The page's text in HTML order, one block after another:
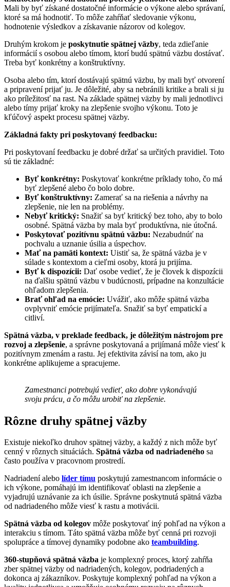
Mali by byť získané dostatočné informácie o výkone alebo správaní,
ktoré sa má hodnotiť. To môže zahŕňať sledovanie výkonu,
hodnotenie výsledkov a získavanie názorov od kolegov.
Druhým krokom je poskytnutie spätnej väzby, teda zdieľanie
informácií s osobou alebo tímom, ktorí budú spätnú väzbu dostávať.
Treba byť konkrétny a konštruktívny.
Osoba alebo tím, ktorí dostávajú spätnú väzbu, by mali byť otvorení
a pripravení prijať ju. Je dôležité, aby sa nebránili kritike a brali si ju
ako príležitosť na rast. Na základe spätnej väzby by mali jednotlivci
alebo tímy prijať kroky na zlepšenie svojho výkonu. Toto je
kľúčový aspekt procesu spätnej väzby.
Základná fakty pri poskytovaný feedbacku:
Pri poskytovaní feedbacku je dobré držať sa určitých pravidiel. Toto
sú tie základné:
Byť konkrétny: Poskytovať konkrétne príklady toho, čo má
byť zlepšené alebo čo bolo dobre.
Byť konštruktívny: Zamerať sa na riešenia a návrhy na
zlepšenie, nie len na problémy.
Nebyť kritický: Snažiť sa byť kritický bez toho, aby to bolo
osobné. Spätná väzba by mala byť produktívna, nie útočná.
Poskytovať pozitívnu spätnú väzbu: Nezabudnúť na
pochvalu a uznanie úsilia a úspechov.
Mať na pamäti kontext: Uistiť sa, že spätná väzba je v
súlade s kontextom a cieľmi osoby, ktorá ju prijíma.
Byť k dispozícii: Dať osobe vedieť, že je človek k dispozícii
na ďalšiu spätnú väzbu v budúcnosti, prípadne na konzultácie
ohľadom zlepšenia.
Brať ohľad na emócie: Uvážiť, ako môže spätná väzba
ovplyvniť emócie prijímateľa. Snažiť sa byť empatickí a
citliví.
Spätná väzba, v preklade feedback, je dôležitým nástrojom pre
rozvoj a zlepšenie, a správne poskytovaná a prijímaná môže viesť k
pozitívnym zmenám a rastu. Jej efektivita závisí na tom, ako ju
konkrétne aplikujeme a spracujeme.
Zamestnanci potrebujú vedieť, ako dobre vykonávajú
svoju prácu, a čo môžu urobiť na zlepšenie.
Rôzne druhy spätnej väzby
Existuje niekoľko druhov spätnej väzby, a každý z nich môže byť
cenný v rôznych situáciách. Spätná väzba od nadriadeného sa
často používa v pracovnom prostredí.
Nadriadení alebo líder tímu poskytujú zamestnancom informácie o
ich výkone, pomáhajú im identifikovať oblasti na zlepšenie a
vyjadrujú uznávanie za ich úsilie. Správne poskytnutá spätná väzba
od nadriadeného môže viesť k rastu a motivácii.
Spätná väzba od kolegov môže poskytovať iný pohľad na výkon a
interakciu s tímom. Táto spätná väzba môže byť cenná pri rozvoji
spolupráce a tímovej dynamiky podobne ako teambuilding.
360-stupňová spätná väzba je komplexný proces, ktorý zahŕňa
zber spätnej väzby od nadriadených, kolegov, podriadených a
dokonca aj zákazníkov. Poskytuje komplexný pohľad na výkon a